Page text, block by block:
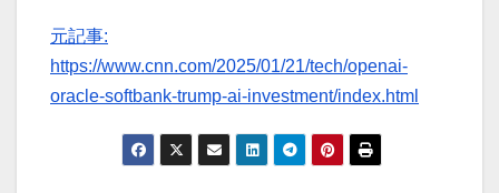
元記事:
https://www.cnn.com/2025/01/21/tech/openai-
oracle-softbank-trump-ai-investment/index.html